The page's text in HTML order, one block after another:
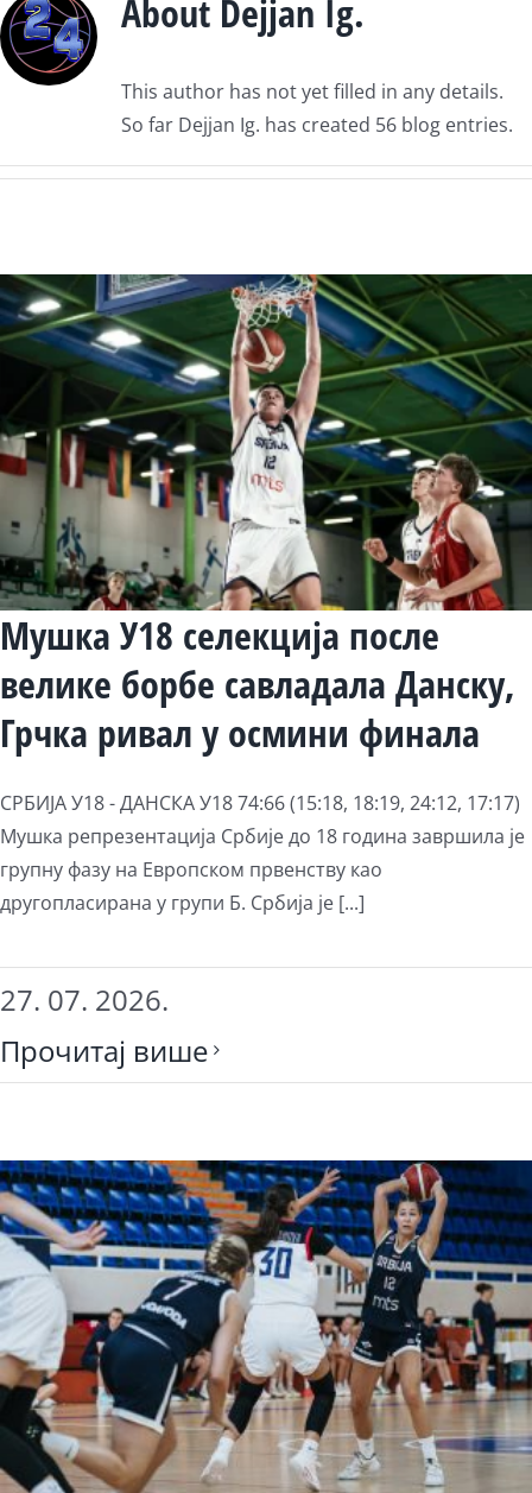
About Dejjan Ig.
This author has not yet filled in any details.
So far Dejjan Ig. has created 56 blog entries.
Мушка У18 селекција после
велике борбе савладала Данску,
Грчка ривал у осмини финала
СРБИЈА У18 - ДАНСКА У18 74:66 (15:18, 18:19, 24:12, 17:17)
Мушка репрезентација Србије до 18 година завршила је
групну фазу на Европском првенству као
другопласирана у групи Б. Србија је [...]
27. 07. 2026.
Прочитај више